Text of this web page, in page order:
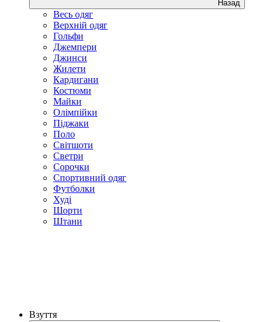
Назад
Весь одяг
Верхній одяг
Гольфи
Джемпери
Джинси
Жилети
Кардигани
Костюми
Майки
Олімпійки
Піджаки
Поло
Світшоти
Светри
Сорочки
Спортивний одяг
Футболки
Худі
Шорти
Штани
Взуття